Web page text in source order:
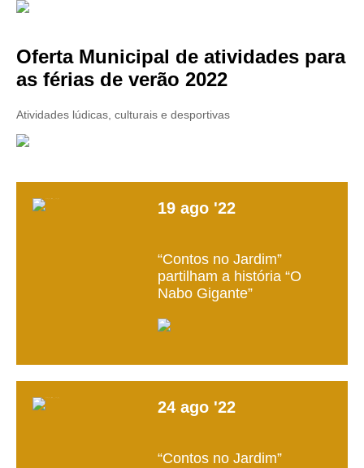
Oferta Municipal de atividades para
as férias de verão 2022
Atividades lúdicas, culturais e desportivas
19 ago '22
“Contos no Jardim”
partilham a história “O
Nabo Gigante”
24 ago '22
“Contos no Jardim”